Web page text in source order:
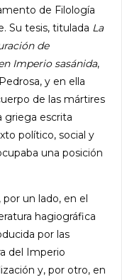
de Filología
Su tesis, titulada La
de
Imperio sasánida,
y en ella
de las mártires
griega escrita
político, social y
una posición
un lado, en el
hagiográfica
por las
del Imperio
y, por otro, en